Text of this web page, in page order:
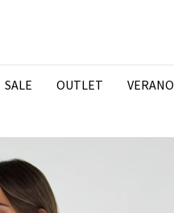
SALE OUTLET VERANO